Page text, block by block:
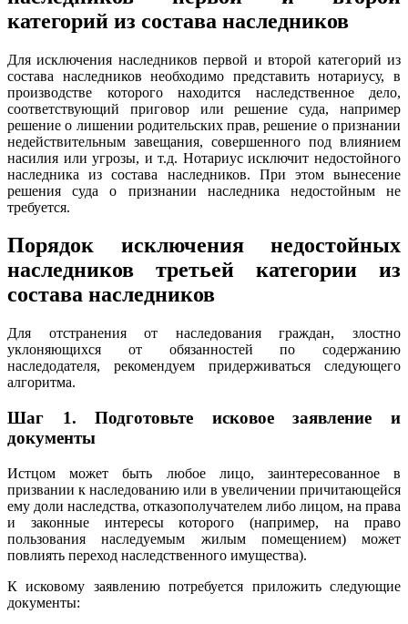
категорий из состава наследников
Для исключения наследников первой и второй категорий из
состава наследников необходимо представить нотариусу, в
производстве которого находится наследственное дело,
соответствующий приговор или решение суда, например
решение о лишении родительских прав, решение о признании
недействительным завещания, совершенного под влиянием
насилия или угрозы, и т.д. Нотариус исключит недостойного
наследника из состава наследников. При этом вынесение
решения суда о признании наследника недостойным не
требуется.
Порядок исключения недостойных
наследников третьей категории из
состава наследников
Для отстранения от наследования граждан, злостно
уклоняющихся от обязанностей по содержанию
наследодателя, рекомендуем придерживаться следующего
алгоритма.
Шаг 1.Подготовьте исковое заявление и
документы
Истцом может быть любое лицо, заинтересованное в
призвании к наследованию или в увеличении причитающейся
ему доли наследства, отказополучателем либо лицом, на права
и законные интересы которого (например, на право
пользования наследуемым жилым помещением) может
повлиять переход наследственного имущества).
К исковому заявлению потребуется приложить следующие
документы: